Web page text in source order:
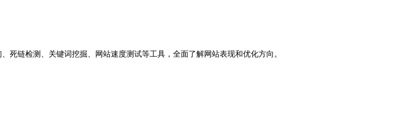
死链检测、关键词挖掘、网站速度测试等工具，全面了解网站表现和优化方向。